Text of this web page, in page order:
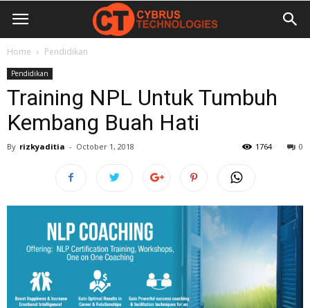
Home Pendidikan
Pendidikan
Training NPL Untuk Tumbuh
Kembang Buah Hati
By rizkyaditia - October 1, 2018 0
1764